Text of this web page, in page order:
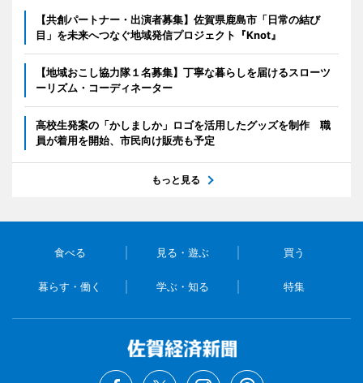
【共創パートナー・出演者募集】佐賀県鹿島市「日常の結び
目」を未来へつなぐ地域発信プロジェクト『Knot』
【地域おこし協力隊１名募集】丁寧な暮らしを届けるスローツ
ーリズム・コーディネーター
高校生発案の「かしましか」ロゴを活用したグッズを制作 職
員が着用を開始、市民向け販売も予定
もっと見る
食べる 見る・遊ぶ 買う
暮らす・働く 学ぶ・知る 特集